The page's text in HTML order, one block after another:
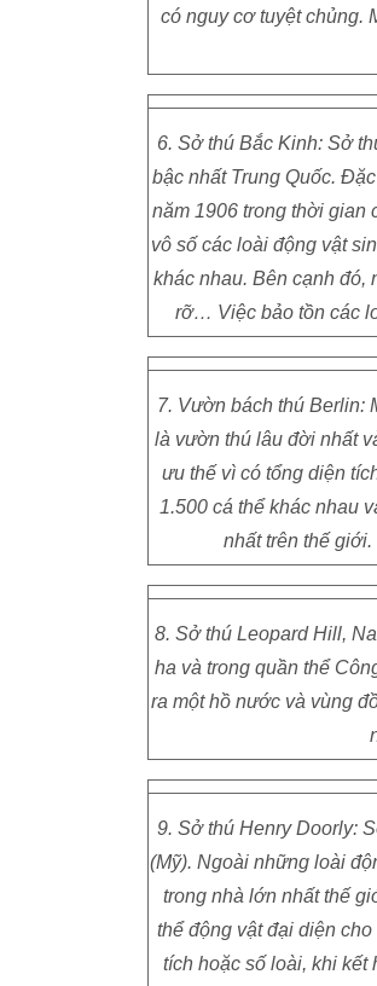
có nguy cơ tuyệt chủng.
6. Sở thú Bắc Kinh: Sở
bậc nhất Trung Quốc.
năm 1906 trong thời gian
vô số các loài động vật
khác nhau. Bên cạnh đó,
rỡ… Việc bảo tồn các
7. Vườn bách thú Berlin:
là vườn thú lâu đời nhất
ưu thế vì có tổng diện
1.500 cá thể khác nhau
nhất trên thế
8. Sở thú Leopard Hill,
ha và trong quần thể
ra một hồ nước và vùng
9. Sở thú Henry Doorly:
(Mỹ). Ngoài những loài
trong nhà lớn nhất thế
thể động vật đại diện
tích hoặc số loài, khi kết